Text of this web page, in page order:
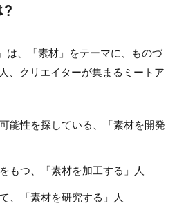
は、「素材」をテーマに、ものづ
、クリエイターが集まるミートア
能性を探している、「素材を開発
もつ、「素材を加工する」人
、「素材を研究する」人